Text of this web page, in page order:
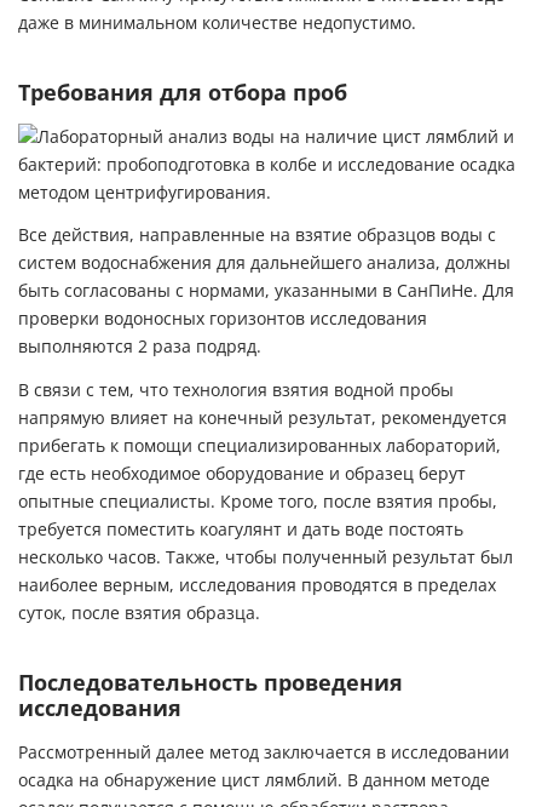
даже в минимальном количестве недопустимо.
Требования для отбора проб
Все действия, направленные на взятие образцов воды с
систем водоснабжения для дальнейшего анализа, должны
быть согласованы с нормами, указанными в СанПиНе. Для
проверки водоносных горизонтов исследования
выполняются 2 раза подряд.
В связи с тем, что технология взятия водной пробы
напрямую влияет на конечный результат, рекомендуется
прибегать к помощи специализированных лабораторий,
где есть необходимое оборудование и образец берут
опытные специалисты. Кроме того, после взятия пробы,
требуется поместить коагулянт и дать воде постоять
несколько часов. Также, чтобы полученный результат был
наиболее верным, исследования проводятся в пределах
суток, после взятия образца.
Последовательность проведения
исследования
Рассмотренный далее метод заключается в исследовании
осадка на обнаружение цист лямблий. В данном методе